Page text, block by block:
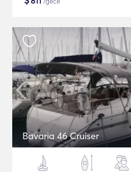
Bavaria 46 Cruiser